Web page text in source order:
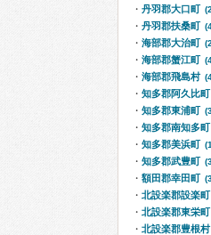
丹羽郡大口町
丹羽郡扶桑町
海部郡大治町
海部郡蟹江町
海部郡飛島村
知多郡阿久比町
知多郡東浦町
知多郡南知多町
知多郡美浜町
知多郡武豊町
額田郡幸田町
北設楽郡設楽町
北設楽郡東栄町
北設楽郡豊根村